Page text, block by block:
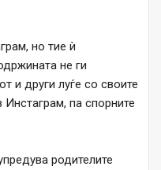
но тие ѝ
не ги
и други луѓе со своите
Инстаграм, па спорните
родителите